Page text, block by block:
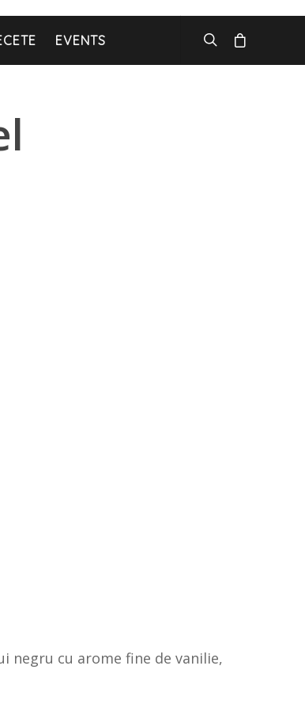
EVENTS
negru cu arome fine de vanilie,